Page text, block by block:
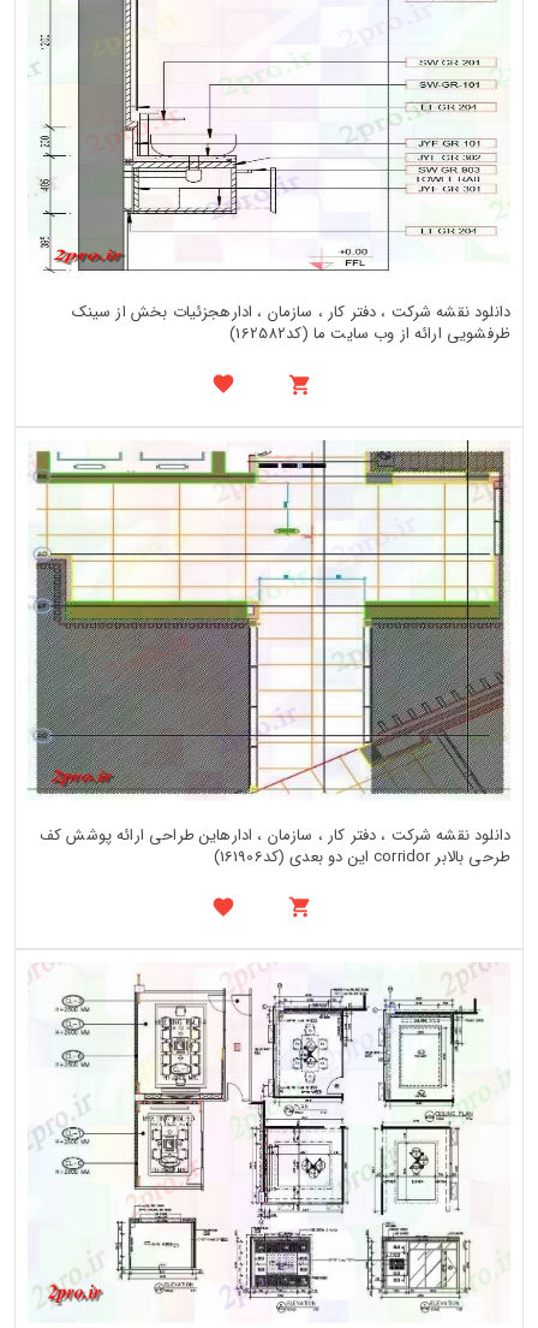
دانلود نقشه شرکت ، دفتر کار ، سازمان ، ادارهجزئیات بخش از سینک
ظرفشویی ارائه از وب سایت ما (کد162582)
دانلود نقشه شرکت ، دفتر کار ، سازمان ، ادارهاین طراحی ارائه پوشش کف
طرحی بالابر corridor این دو بعدی (کد161906)